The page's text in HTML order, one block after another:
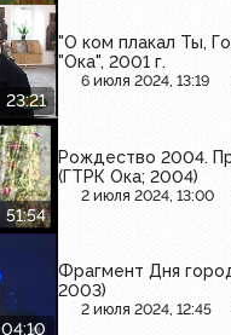
23:21
"О ком плакал Ты,
"Ока", 2001 г.
6 июля 2024, 13:19
51:54
Рождество 2004.
(ГТРК Ока; 2004)
2 июля 2024, 13:00
04:10
Фрагмент Дня
2003)
2 июля 2024, 12:45